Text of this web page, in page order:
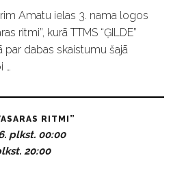
Amatu ielas 3. nama logos
ritmi”, kurā TTMS “ĢILDE”
par dabas skaistumu šajā
…
RITMI”
plkst. 00:00
20:00